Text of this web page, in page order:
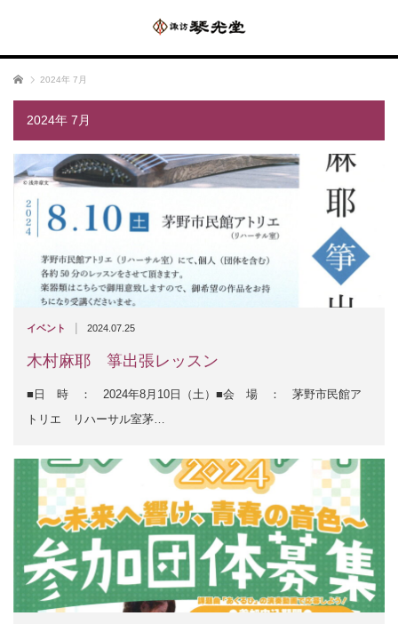
ホーム 2024年 7月
2024年 7月
イベント | 2024.07.25
木村麻耶 箏出張レッスン
■日 時 ： 2024年8月10日（土）■会 場 ： 茅野市民館ア
トリエ リハーサル室茅…